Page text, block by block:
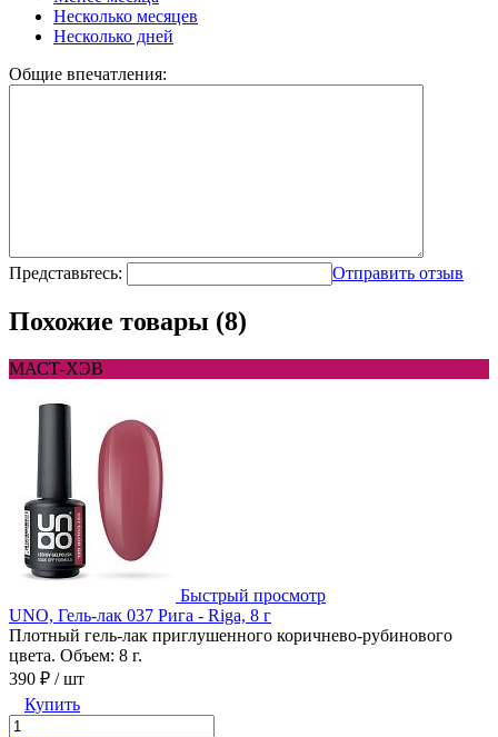
Несколько месяцев
Несколько дней
Общие впечатления:
Представьтесь: Отправить отзыв
Похожие товары (8)
МАСТ-ХЭВ
Быстрый просмотр
UNO, Гель-лак 037 Рига - Riga, 8 г
Плотный гель-лак приглушенного коричнево-рубинового
цвета. Объем: 8 г.
390 ₽ / шт
Купить